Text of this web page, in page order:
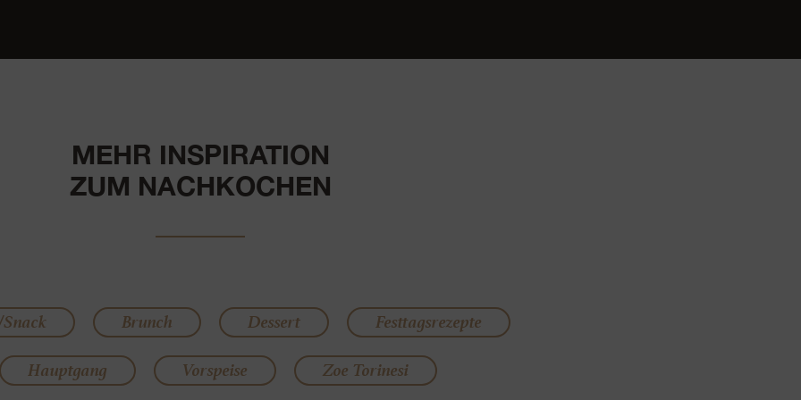
MEHR INSPIRATION
ZUM NACHKOCHEN
Brunch Dessert
Festtagsrezepte
Hauptgang
Vorspeise Zoe Torinesi